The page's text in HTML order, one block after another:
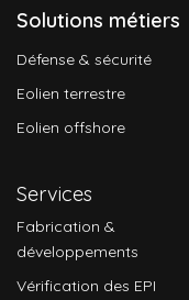
Solutions métiers
Défense & sécurité
Eolien terrestre
Eolien offshore
Services
Fabrication &
développements
Vérification des EPI